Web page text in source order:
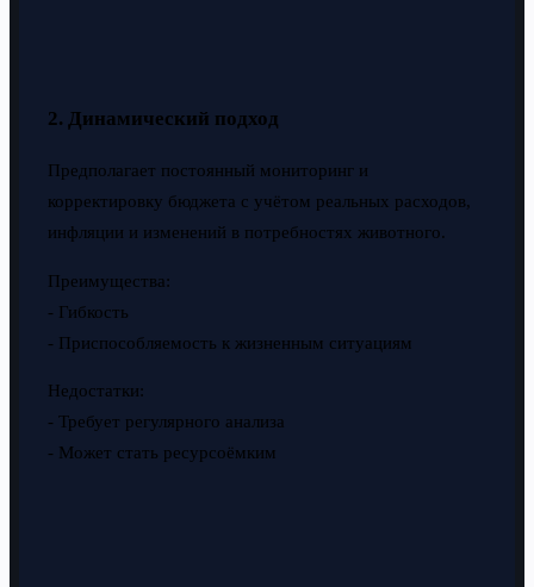
2. Динамический подход
Предполагает постоянный мониторинг и
корректировку бюджета с учётом реальных расходов,
инфляции и изменений в потребностях животного.
Преимущества:
- Гибкость
- Приспособляемость к жизненным ситуациям
Недостатки:
- Требует регулярного анализа
- Может стать ресурсоёмким